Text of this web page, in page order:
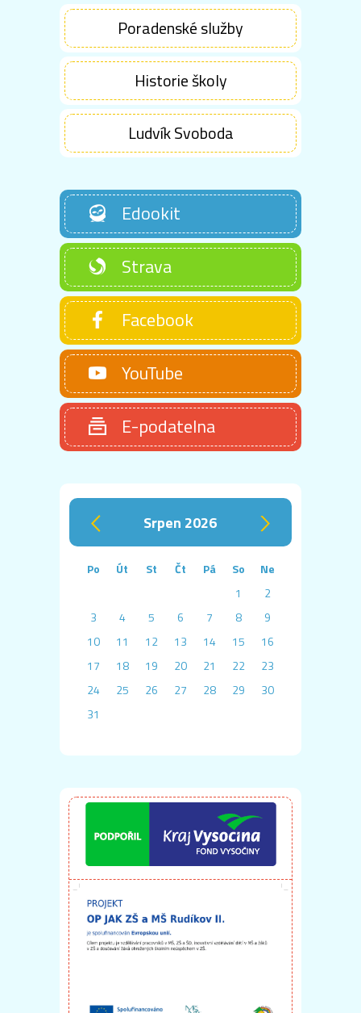
Poradenské služby
Historie školy
Ludvík Svoboda
Edookit
Strava
Facebook
YouTube
E-podatelna
‹ srpen 2026 ›
Po Út St Čt Pá So
Ne
1
2
3
4 5 6 7 8
9
10
11 12 13 14 15
16
17
18 19 20 21 22
23
24
25 26 27 28 29
30
31